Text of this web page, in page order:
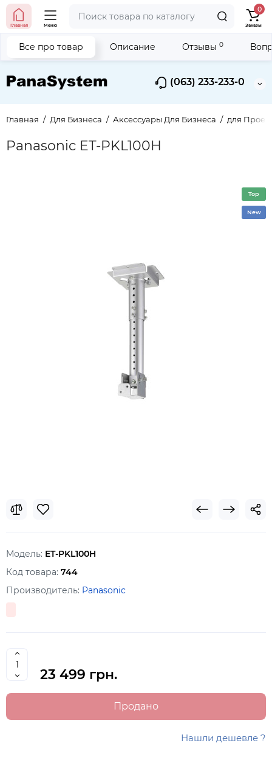
(063) 233-233-0
Главная Меню
0
Заказы
Главная Для Бизнеса Аксессуары Для Бизнеса для
Panasonic ET-PKL100H
Все про товар Описание Отзывы 0
Top
New
Модель: ET-PKL100H
Код товара: 744
Производитель: Panasonic
23 499 грн.
Продано
Нашли дешевле ?